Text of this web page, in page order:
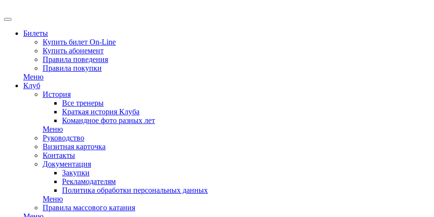
Билеты
Купить билет On-Line
Купить абонемент
Правила поведения
Правила покупки
Меню
Клуб
История
Все тренеры
Краткая история Клуба
Командное фото разных лет
Меню
Руководство
Визитная карточка
Контакты
Документация
Закупки
Рекламодателям
Политика обработки персональных данных
Меню
Правила массового катания